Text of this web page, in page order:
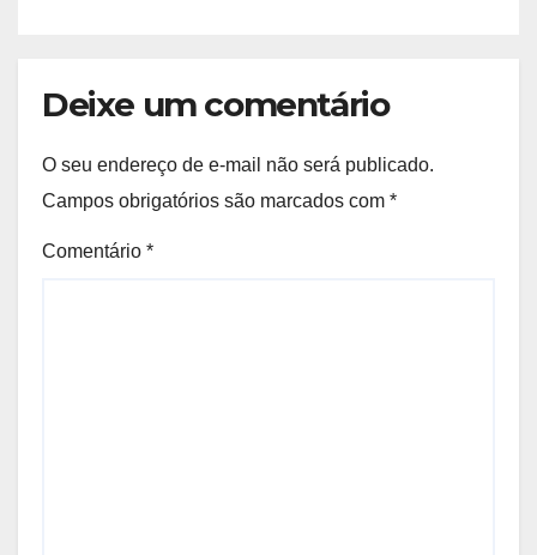
Deixe um comentário
O seu endereço de e-mail não será publicado.
Campos obrigatórios são marcados com *
Comentário *